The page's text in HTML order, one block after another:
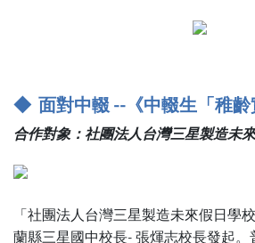
◆ 面對中輟 --《中輟生「稚齡
合作對象：社團法人台灣三星製造未
「社團法人台灣三星製造未來假日學
蘭縣三星國中校長- 張煇志校長發起。